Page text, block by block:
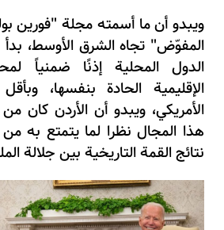
ويبدو أن ما أسمته مجلة "فورين
المفوّض" تجاه الشرق الأوسط، بدأ
الدول المحلية إذنًا ضمنياً
الإقليمية الحادة بنفسها،
الأمريكي، ويبدو أن الأردن كان
هذا المجال نظرا لما يتمتع به
نتائج القمة التاريخية بين جلالة